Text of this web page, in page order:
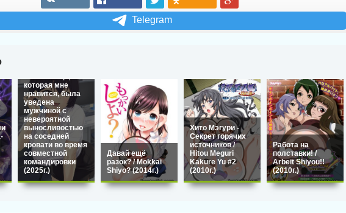
Telegram
которая мне
нравится, была
уведена
мужчиной с
невероятной
выносливостью
на соседней
кровати во время
совместной
командировки
(2025г.)
Давай ещё
разок? / Mokkai
Shiyo? (2014г.)
Хито Мэгури -
Секрет горячих
источников /
Hitou Meguri
Kakure Yu #2
(2010г.)
Работа на
полставки! /
Arbeit Shiyou!!
(2010г.)